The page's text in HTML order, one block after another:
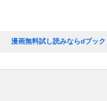
漫画無料試し読みならdブック